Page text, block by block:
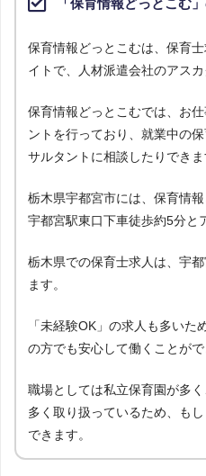
保育情報どっとこむは、保育
イトで、人材派遣会社のアス
保育情報どっとこむでは、お
ントを行っており、就業中の
サルタントに相談したりできま
栃木県宇都宮市には、保育情
宇都宮駅東口下車徒歩約5分と
栃木県での保育士求人は、宇
ます。
「未経験OK」の求人も多い
の方でも安心して働くことがで
職場としては私立保育園が多
多く取り扱っているため、も
できます。